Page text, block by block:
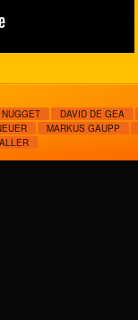
DAVID DE GEA
MARKUS GAUPP